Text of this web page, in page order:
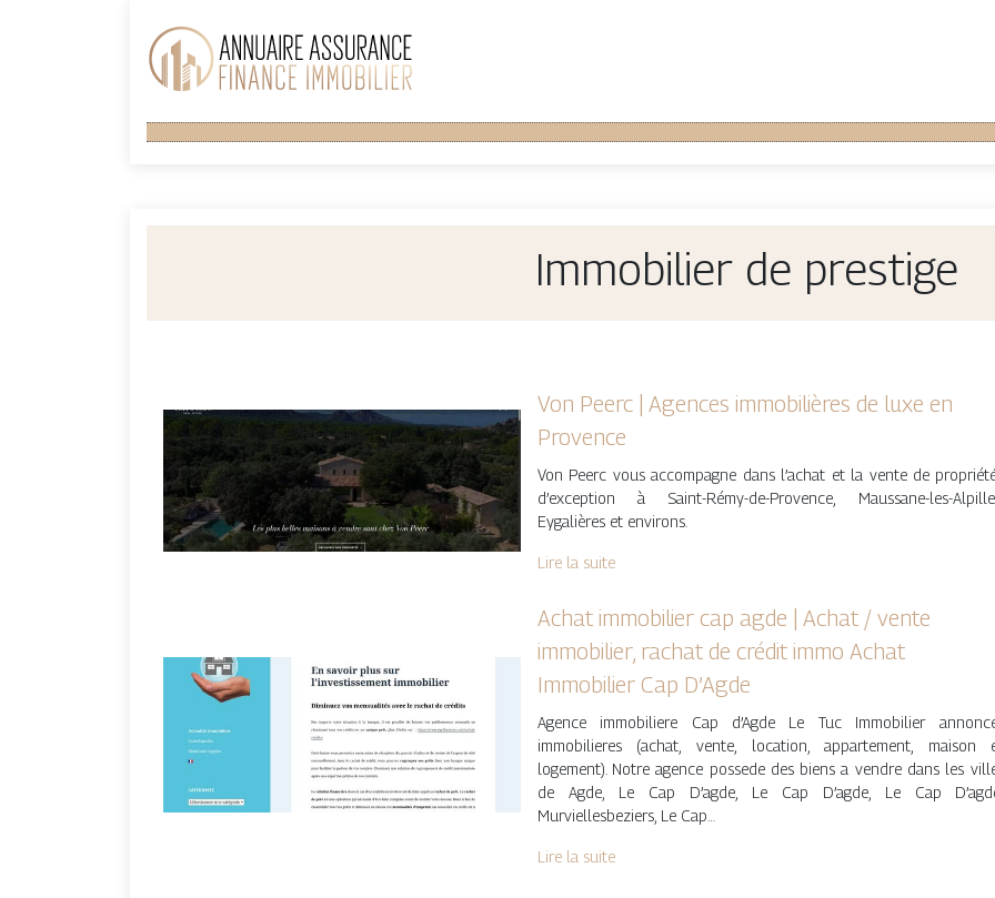
Immobilier de prestige
Von Peerc | Agences immobilières de luxe en
Provence
Von Peerc vous accompagne dans l’achat et la vente de
d’exception à Saint-Rémy-de-Provence, Maussane-les-
Eygalières et environs.
Lire la suite
Achat immobilier cap agde | Achat / vente
immobilier, rachat de crédit immo Achat
Immobilier Cap D’Agde
Agence immobiliere Cap d’Agde Le Tuc Immobilier
immobilieres (achat, vente, location, appartement, maison
logement). Notre agence possede des biens a vendre dans les
de Agde, Le Cap D’agde, Le Cap D’agde, Le Cap
Murviellesbeziers, Le Cap…
Lire la suite